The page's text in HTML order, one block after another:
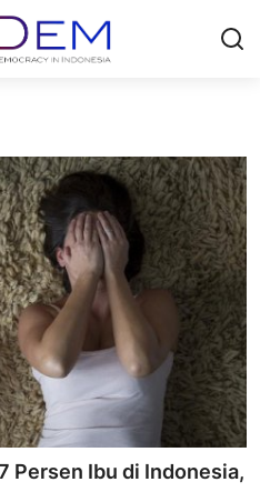
Persen Ibu di Indonesia,